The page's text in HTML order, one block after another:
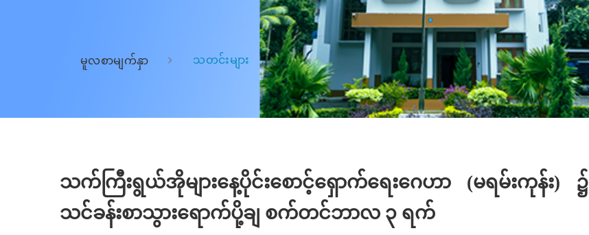
မူလစာမျက်နှာ သတင်းများ
သက်ကြီးရွယ်အိုများနေ့ပိုင်းစောင့်ရှောက်ရေး‌ဂေဟာ (မရမ်းကုန်း) ၌
သင်ခန်းစာသွားရောက်ပို့ချ စက်တင်ဘာလ ၃ ရက်